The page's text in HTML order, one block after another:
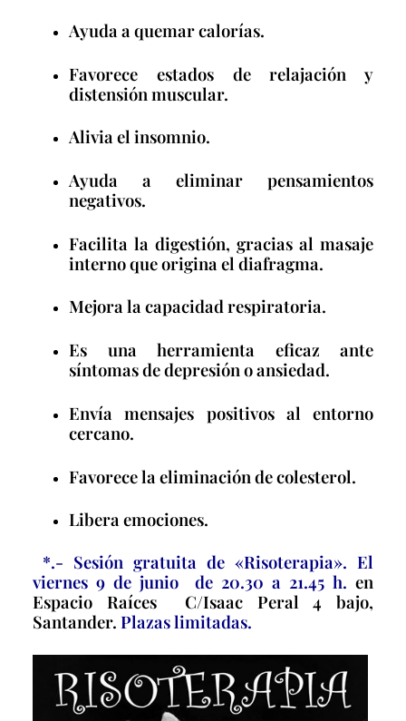
Ayuda a quemar calorías.
Favorece estados de relajación y
distensión muscular.
Alivia el insomnio.
Ayuda a eliminar pensamientos
negativos.
Facilita la digestión, gracias al masaje
interno que origina el diafragma.
Mejora la capacidad respiratoria.
Es una herramienta eficaz ante
síntomas de depresión o ansiedad.
Envía mensajes positivos al entorno
cercano.
Favorece la eliminación de colesterol.
Libera emociones.
*.- Sesión gratuita de «Risoterapia». El
viernes 9 de junio de 20.30 a 21.45 h. en
Espacio Raíces C/Isaac Peral 4 bajo,
Santander. Plazas limitadas.